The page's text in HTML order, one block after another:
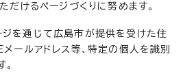
だけるページづくりに努めます。
ジを通じて広島市が提供を受けた住
メールアドレス等、特定の個人を識別